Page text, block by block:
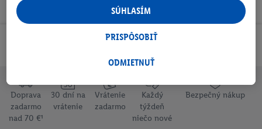
Doprava
zadarmo
nad 70 €¹
30 dní na
vrátenie
Vrátenie
zadarmo
Každý
týždeň
niečo nové
Bezpečný nákup
personalizovanú reklamu v rámci služieb Lidl aj mimo nich. Ak
ste účastníkom programu Lidl Plus, na tieto účely sa spracúvajú
aj údaje z vášho nákupného správania v obchode.
následne si vytvoríte účet Lidl Plus alebo sa prihlásite do svojho
tiež vytvoriť špeciálny online identifikátor z e-mailovej adresy,
ktorú tam uvediete, aby sme vás mohli rozpoznať v službách
prevádzkovaných tretími stranami a zobrazovať vám
ODMIETNUŤ
PRISPÔSOBIŤ
SÚHLASÍM